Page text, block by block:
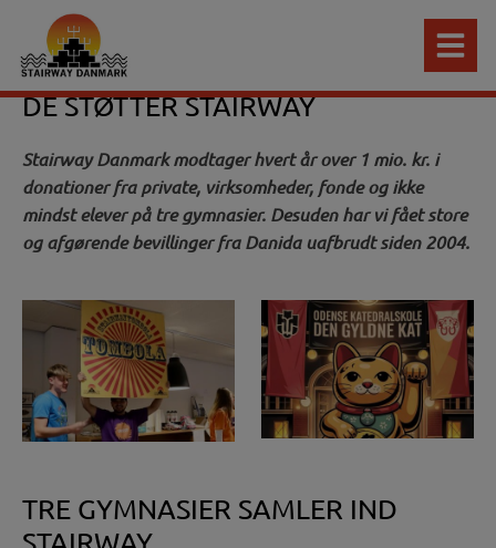
indholdet
DE STØTTER STAIRWAY
Stairway Danmark modtager hvert år over 1 mio. kr. i
donationer fra private, virksomheder, fonde og ikke
mindst elever på tre gymnasier. Desuden har vi fået store
og afgørende bevillinger fra Danida uafbrudt siden 2004.
TRE GYMNASIER SAMLER IND